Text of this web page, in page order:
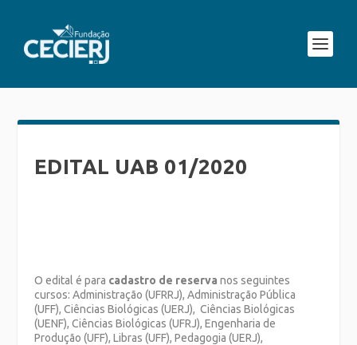
EDITAL UAB 01/2020
O edital é para cadastro de reserva nos seguintes
cursos: Administração (UFRRJ), Administração Pública
(UFF), Ciências Biológicas (UERJ), Ciências Biológicas
(UENF), Ciências Biológicas (UFRJ), Engenharia de
Produção (UFF), Libras (UFF), Pedagogia (UERJ),